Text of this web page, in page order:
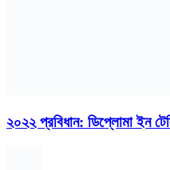
২০২২ প্রবিধান: ডিপ্লোমা ইন